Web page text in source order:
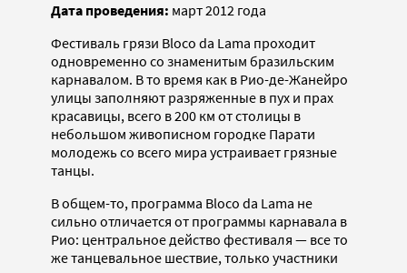
Дата проведения: март 2012 года
Фестиваль грязи Bloco da Lama проходит
одновременно со знаменитым бразильским
карнавалом. В то время как в Рио-де-Жанейро
улицы заполняют разряженные в пух и прах
красавицы, всего в 200 км от столицы в
небольшом живописном городке Парати
молодежь со всего мира устраивает грязные
танцы.
В общем-то, программа Bloco da Lama не
сильно отличается от программы карнавала в
Рио: центральное действо фестиваля — все то
же танцевальное шествие, только участники